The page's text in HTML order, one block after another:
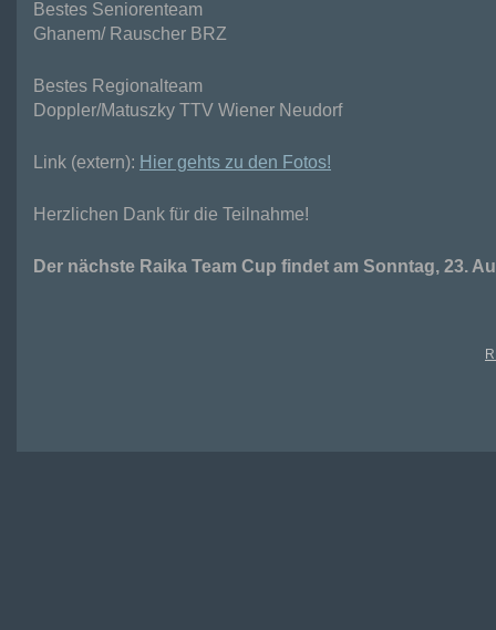
Bestes Seniorenteam
Ghanem/ Rauscher BRZ
Bestes Regionalteam
Doppler/Matuszky TTV Wiener Neudorf
Link (extern): Hier gehts zu den Fotos!
Herzlichen Dank für die Teilnahme!
Der nächste Raika Team Cup findet am Sonntag, 23.